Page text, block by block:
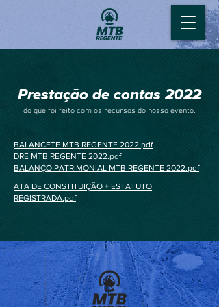
Prestação de contas 2022
do que foi feito com os recursos do nosso evento.
BALANCETE MTB REGENTE 2022.pdf
DRE MTB REGENTE 2022.pdf
BALANÇO PATRIMONIAL MTB REGENTE 2022.pdf
ATA DE CONSTITUIÇÃO + ESTATUTO
REGISTRADA.pdf